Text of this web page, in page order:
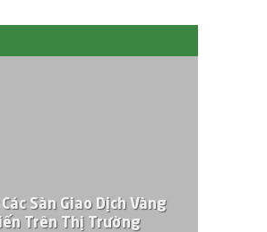
Sàn Giao Dịch Vàng
Trên Thị Trường